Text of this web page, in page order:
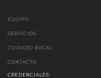
EQUIPO
SERVICIOS
CUIDADO BUCAL
CONTACTO
CREDENCIALES: